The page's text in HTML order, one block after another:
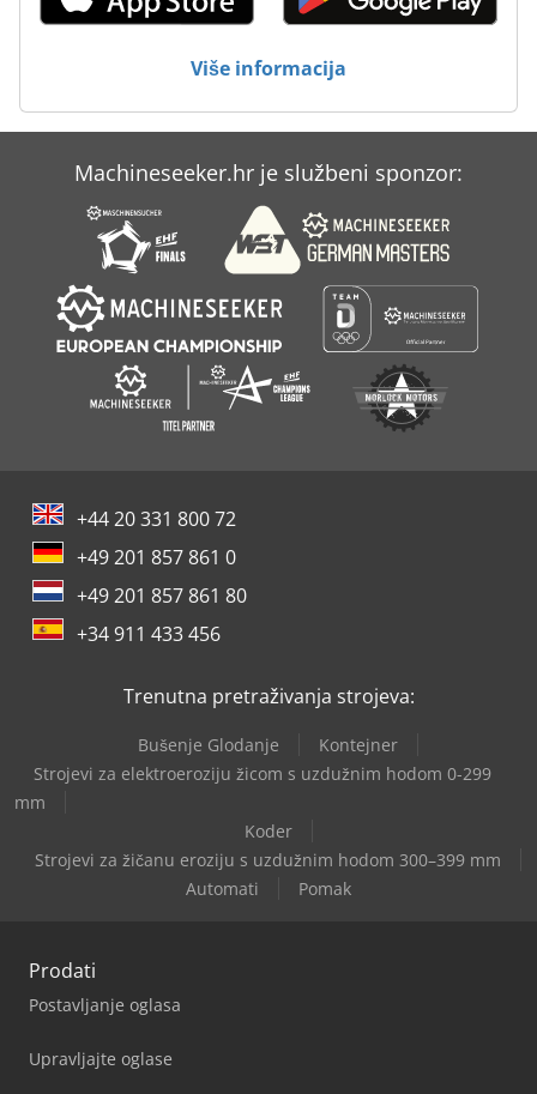
Više informacija
Machineseeker.hr je službeni sponzor:
+44 20 331 800 72
+49 201 857 861 0
+49 201 857 861 80
+34 911 433 456
Trenutna pretraživanja strojeva:
Bušenje Glodanje
Kontejner
Strojevi za elektroeroziju žicom s uzdužnim hodom 0-299
mm
Koder
Strojevi za žičanu eroziju s uzdužnim hodom 300–399 mm
Automati
Pomak
Prodati
Postavljanje oglasa
Upravljajte oglase